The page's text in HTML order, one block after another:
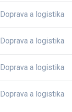
Doprava a logistika
Doprava a logistika
Doprava a logistika
Doprava a logistika